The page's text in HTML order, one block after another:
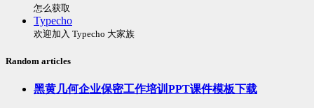
怎么获取
Typecho
欢迎加入 Typecho 大家族
Random articles
黑黄几何企业保密工作培训PPT课件模板下载